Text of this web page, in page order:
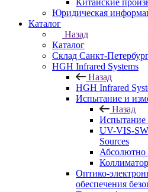
Китайские
Юридическая
Каталог
Назад
Каталог
Cклад Санкт-
HGH Infrared Systems
Назад
HGH Infrared
Испытание и
Назад
Испытание
UV-VIS-
Sources
Абсолютно
Оптико-
обеспечения